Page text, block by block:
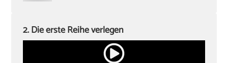
2. Die erste Reihe verlegen